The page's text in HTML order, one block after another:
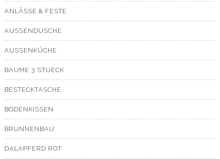
ANLÄSSE & FESTE
AUSSENDUSCHE
AUSSENKÜCHE
BAUME 3 STUECK
BESTECKTASCHE
BODENKISSEN
BRUNNENBAU
DALAPFERD ROT